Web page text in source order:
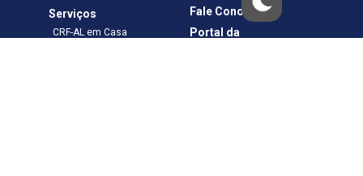
Serviços
CRF-AL em Casa
Fale Conosco
Portal da